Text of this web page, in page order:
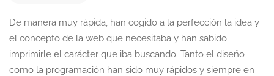
De manera muy rápida, han cogido a la perfección la idea y
el concepto de la web que necesitaba y han sabido
imprimirle el carácter que iba buscando. Tanto el diseño
como la programación han sido muy rápidos y siempre en